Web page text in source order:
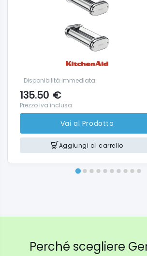
Disponibilità immediata
135.50 €
Prezzo iva inclusa
Vai al Prodotto
Aggiungi al carrello
Perché scegliere